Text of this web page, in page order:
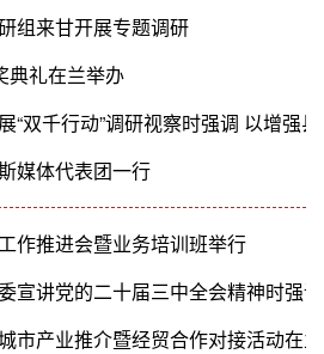
组来甘开展专题调研
典礼在兰举办
“双千行动”调研视察时强调 以增强
媒体代表团一行
作推进会暨业务培训班举行
宣讲党的二十届三中全会精神时强
市产业推介暨经贸合作对接活动在